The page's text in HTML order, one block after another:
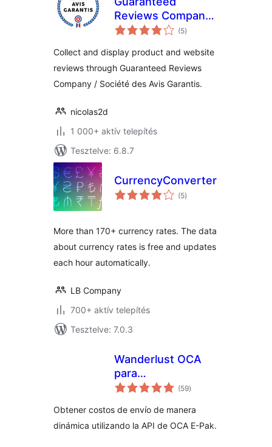
Reviews Company
(Société des Avis
(5értékelés
összesen
)
Collect and display product and website
reviews through Guaranteed Reviews
Company / Société des Avis Garantis.
nicolas2d
1 000+ aktív telepítés
Tesztelve: 6.8.7
CurrencyConverter
(5értékelés
összesen
)
More than 170+ currency rates. The data
about currency rates is free and updates
each hour automatically.
LB Company
700+ aktív telepítés
Tesztelve: 7.0.3
Wanderlust OCA
para
WooCommerce
(59értékelés
összesen
)
Obtener costos de envío de manera
dinámica utilizando la API de OCA E-Pak.